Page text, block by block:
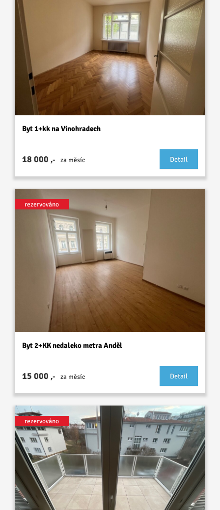
Byt 1+kk na Vinohradech
18 000 ,- za měsíc Detail
rezervováno
Byt 2+KK nedaleko metra Anděl
15 000 ,- za měsíc Detail
rezervováno